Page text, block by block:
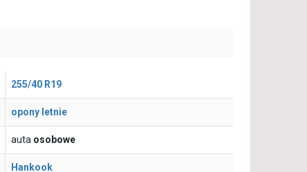
255/40 R19
opony letnie
auta osobowe
Hankook